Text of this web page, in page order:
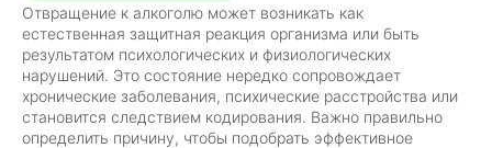
Отвращение к алкоголю может возникать как
естественная защитная реакция организма или быть
результатом психологических и физиологических
нарушений. Это состояние нередко сопровождает
хронические заболевания, психические расстройства или
становится следствием кодирования. Важно правильно
определить причину, чтобы подобрать эффективное